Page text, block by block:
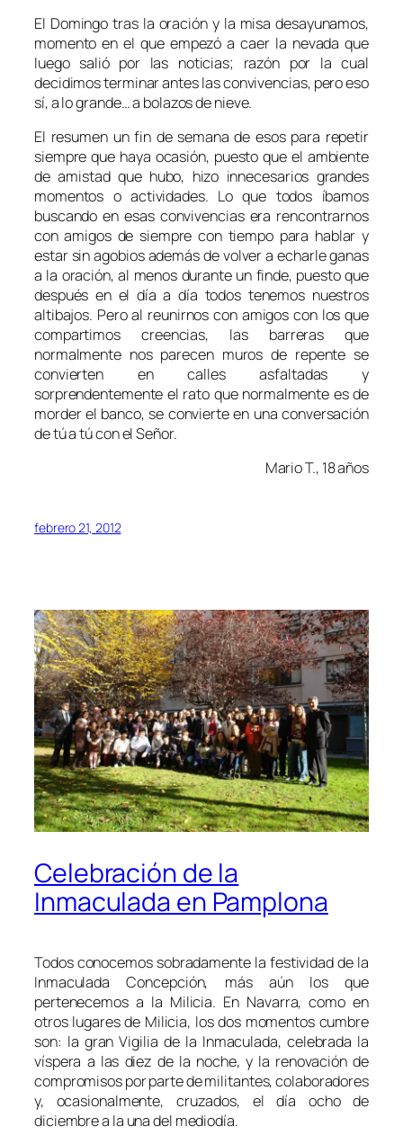
El Domingo tras la oración y la misa desayunamos,
momento en el que empezó a caer la nevada que
luego salió por las noticias; razón por la cual
decidimos terminar antes las convivencias, pero eso
sí, a lo grande… a bolazos de nieve.
El resumen un fin de semana de esos para repetir
siempre que haya ocasión, puesto que el ambiente
de amistad que hubo, hizo innecesarios grandes
momentos o actividades. Lo que todos íbamos
buscando en esas convivencias era rencontrarnos
con amigos de siempre con tiempo para hablar y
estar sin agobios además de volver a echarle ganas
a la oración, al menos durante un finde, puesto que
después en el día a día todos tenemos nuestros
altibajos. Pero al reunirnos con amigos con los que
compartimos creencias, las barreras que
normalmente nos parecen muros de repente se
convierten en calles asfaltadas y
sorprendentemente el rato que normalmente es de
morder el banco, se convierte en una conversación
de tú a tú con el Señor.
Mario T., 18 años
febrero 21, 2012
Celebración de la
Inmaculada en Pamplona
Todos conocemos sobradamente la festividad de la
Inmaculada Concepción, más aún los que
pertenecemos a la Milicia. En Navarra, como en
otros lugares de Milicia, los dos momentos cumbre
son: la gran Vigilia de la Inmaculada, celebrada la
víspera a las diez de la noche, y la renovación de
compromisos por parte de militantes, colaboradores
y, ocasionalmente, cruzados, el día ocho de
diciembre a la una del mediodía.